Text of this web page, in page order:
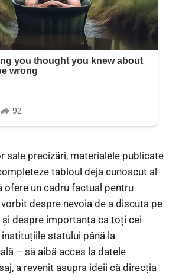
sale precizări, materialele publicate
tabloul deja cunoscut al
ofere un cadru factual pentru
despre nevoia de a discuta pe
și despre importanța ca toți cei
statului până la
– să aibă acces la datele
a revenit asupra ideii că direcția